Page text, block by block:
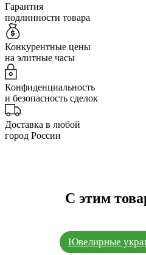
Гарантия
подлинности товара
Конкурентные цены
на элитные часы
Конфиденциальность
и безопасность сделок
Доставка в любой
город России
С этим
Ювелирные